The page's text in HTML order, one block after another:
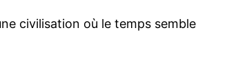
civilisation où le temps semble